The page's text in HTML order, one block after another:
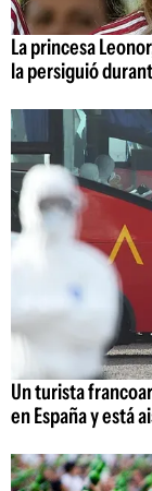
La princesa
la persiguió
Un turista
en España y está